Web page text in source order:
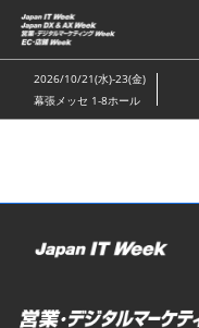
ス
キ
ッ
し
む
2026/10/21(水)-23(金)
幕張メッセ 1-8ホール